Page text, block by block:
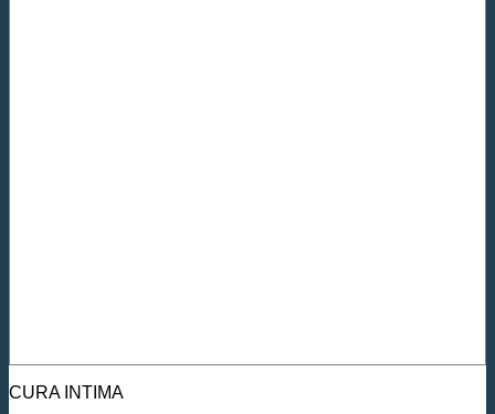
CURA INTIMA